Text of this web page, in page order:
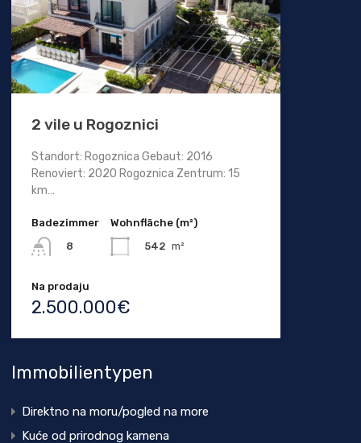
2 vile u Rogoznici
Standort: Rogoznica Gebaut: 2016
Renoviert: 2020 Rogoznica Zentrum: 15
km…
Badezimmer
8
Wohnfläche (m²)
542 m²
Na prodaju
2.500.000€
Immobilientypen
Direktno na moru/pogled na more
Kuće od prirodnog kamena